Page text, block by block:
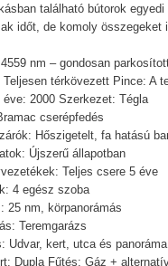
található bútorok
időt, de komoly
nm – gondosan
Teljesen térkövezett Pince: A
éve: 2000 Szerkezet: Tégla
cserépfedés
Hőszigetelt, fa hatású
Újszerű állapotban
Teljes csere 5 éve
4 egész szoba
25 nm, körpanorámás
Teremgarázs
Udvar, kert, utca és panoráma
Dupla Fűtés: Gáz +